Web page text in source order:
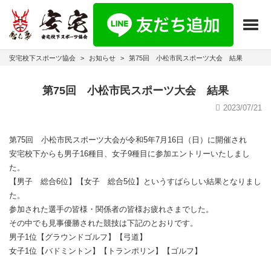
安宅校下スポーツ協会 > お知らせ > 第75回 小松市民スポーツ大会 結果
第75回 小松市民スポーツ大会 結果
2023/07/21
第75回 小松市民スポーツ大会が令和5年7月16日（日）に開催され
安宅校下からも男子16種目、女子9種目に参加エントリーいたしまし
た。
【男子 総合6位】【女子 総合5位】というすばらしい結果となりまし
た。
参加された選手の皆様・関係者の皆様お疲れさまでした。
その中でも見事優勝された競技は下記のとおりです。
男子1位【グラウンドゴルフ】【弓道】
女子1位【バドミントン】【トランポリン】【ゴルフ】